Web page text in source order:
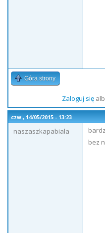
Góra strony
Zaloguj się
czw., 14/05/2015 - 13:23
naszaszkapabiala
bez